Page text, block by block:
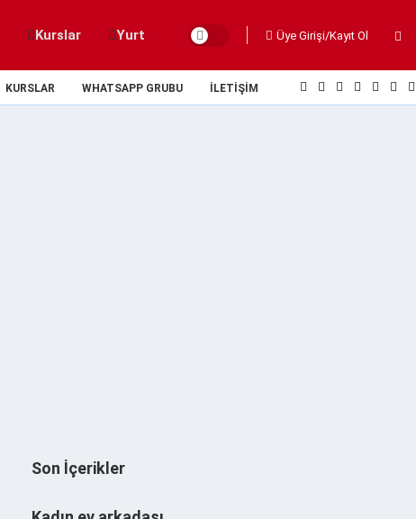
Kurslar Yurt Üye Girişi/Kayıt Ol
KURSLAR WHATSAPP GRUBU İLETIŞIM
Son İçerikler